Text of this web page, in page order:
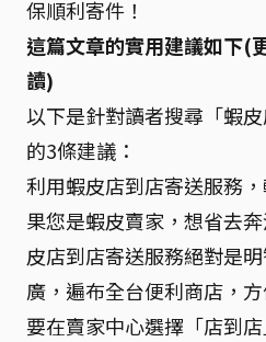
保順利寄件！
這篇文章的實用建議如下(
讀)
以下是針對讀者搜尋「蝦皮
的3條建議：
利用蝦皮店到店寄送服務
果您是蝦皮賣家，想省去
皮店到店寄送服務絕對是
廣，遍布全台便利商店，
要在賣家中心選擇「店到